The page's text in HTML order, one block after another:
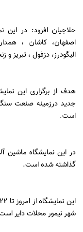
حلاجیان افزود: در این
اصفهان، کاشان ،
الیگودرز، دزفول ، تبریز و
هدف از برگزاری این
جدید درزمینه صنعت سنگ
است.
در این نمایشگاه ماشین
گذاشته شده است.
شهر نیمور محلات دایر